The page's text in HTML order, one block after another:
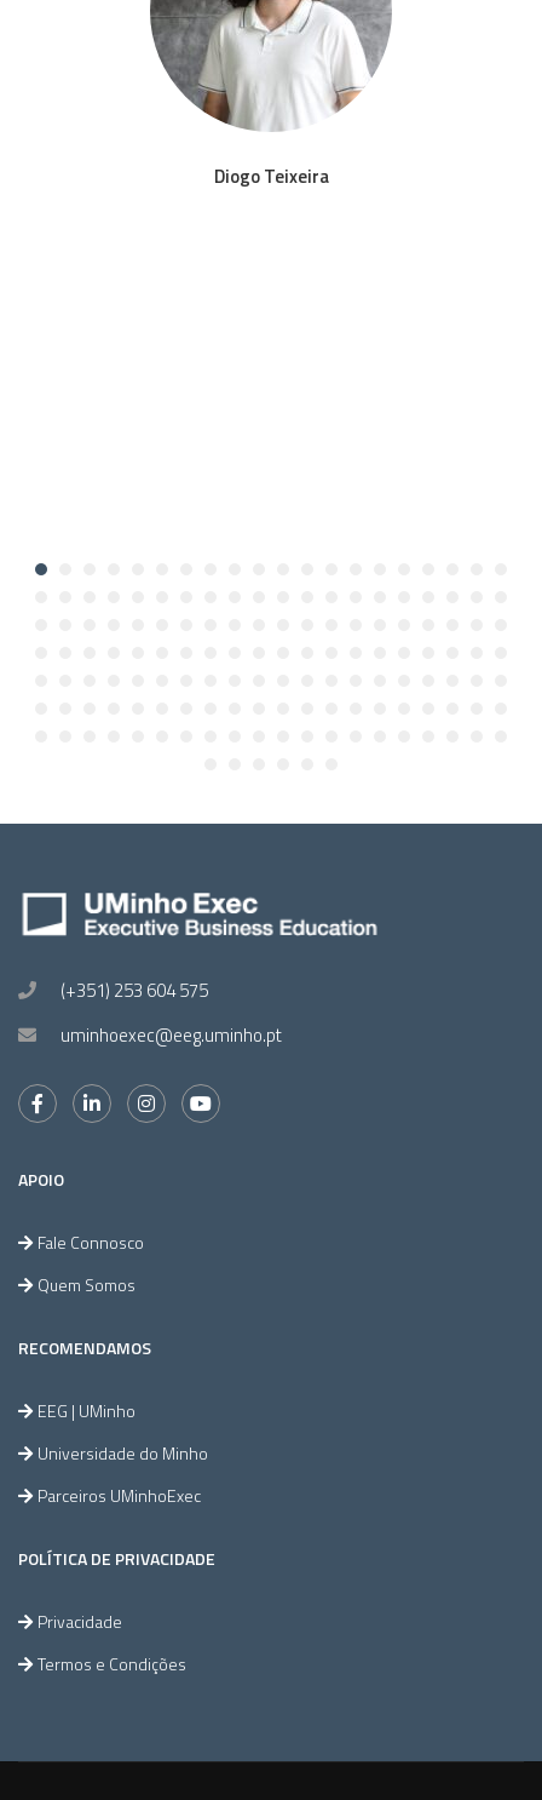
Diogo Teixeira
(+351) 253 604 575
uminhoexec@eeg.uminho.pt
APOIO
Fale Connosco
Quem Somos
RECOMENDAMOS
EEG | UMinho
Universidade do Minho
Parceiros UMinhoExec
POLÍTICA DE PRIVACIDADE
Privacidade
Termos e Condições